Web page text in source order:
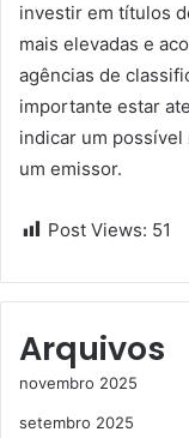
investir em títulos
mais elevadas e
agências de
importante estar
indicar um
um emissor.
Post Views: 51
Arquivos
novembro 2025
setembro 2025